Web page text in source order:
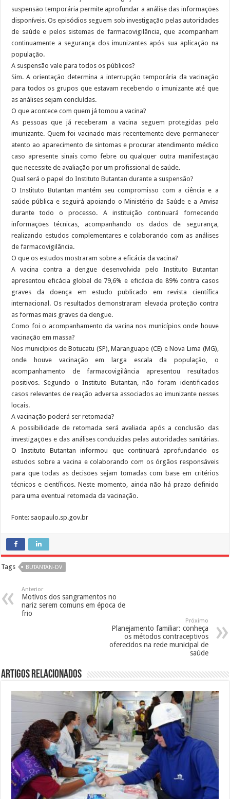
suspensão temporária permite aprofundar a análise das informações
disponíveis. Os episódios seguem sob investigação pelas autoridades
de saúde e pelos sistemas de farmacovigilância, que acompanham
continuamente a segurança dos imunizantes após sua aplicação na
população.
A suspensão vale para todos os públicos?
Sim. A orientação determina a interrupção temporária da vacinação
para todos os grupos que estavam recebendo o imunizante até que
as análises sejam concluídas.
O que acontece com quem já tomou a vacina?
As pessoas que já receberam a vacina seguem protegidas pelo
imunizante. Quem foi vacinado mais recentemente deve permanecer
atento ao aparecimento de sintomas e procurar atendimento médico
caso apresente sinais como febre ou qualquer outra manifestação
que necessite de avaliação por um profissional de saúde.
Qual será o papel do Instituto Butantan durante a suspensão?
O Instituto Butantan mantém seu compromisso com a ciência e a
saúde pública e seguirá apoiando o Ministério da Saúde e a Anvisa
durante todo o processo. A instituição continuará fornecendo
informações técnicas, acompanhando os dados de segurança,
realizando estudos complementares e colaborando com as análises
de farmacovigilância.
O que os estudos mostraram sobre a eficácia da vacina?
A vacina contra a dengue desenvolvida pelo Instituto Butantan
apresentou eficácia global de 79,6% e eficácia de 89% contra casos
graves da doença em estudo publicado em revista científica
internacional. Os resultados demonstraram elevada proteção contra
as formas mais graves da dengue.
Como foi o acompanhamento da vacina nos municípios onde houve
vacinação em massa?
Nos municípios de Botucatu (SP), Maranguape (CE) e Nova Lima (MG),
onde houve vacinação em larga escala da população, o
acompanhamento de farmacovigilância apresentou resultados
positivos. Segundo o Instituto Butantan, não foram identificados
casos relevantes de reação adversa associados ao imunizante nesses
locais.
A vacinação poderá ser retomada?
A possibilidade de retomada será avaliada após a conclusão das
investigações e das análises conduzidas pelas autoridades sanitárias.
O Instituto Butantan informou que continuará aprofundando os
estudos sobre a vacina e colaborando com os órgãos responsáveis
para que todas as decisões sejam tomadas com base em critérios
técnicos e científicos. Neste momento, ainda não há prazo definido
para uma eventual retomada da vacinação.
Fonte: saopaulo.sp.gov.br
Tags BUTANTAN-DV
Anterior
Motivos dos sangramentos no
nariz serem comuns em época de
frio
Próximo
Planejamento familiar: conheça
os métodos contraceptivos
oferecidos na rede municipal de
saúde
Artigos Relacionados